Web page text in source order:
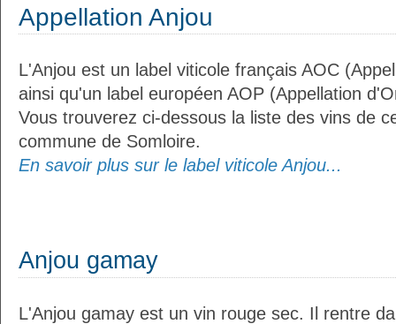
Appellation Anjou
L'Anjou est un label viticole français AOC
ainsi qu'un label européen AOP (Appellation
Vous trouverez ci-dessous la liste des vins de
commune de Somloire.
En savoir plus sur le label viticole Anjou...
Anjou gamay
L'Anjou gamay est un vin rouge sec. Il rentre